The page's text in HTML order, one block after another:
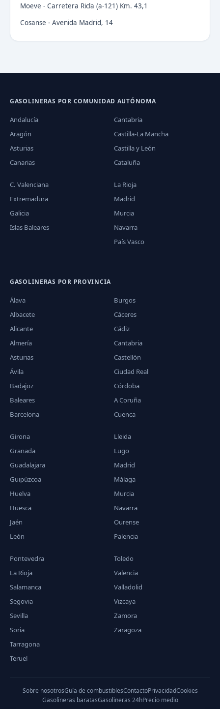
Moeve - Carretera Ricla (a-121) Km. 43,1
Cosanse - Avenida Madrid, 14
GASOLINERAS POR COMUNIDAD AUTÓNOMA
Andalucía
Aragón
Asturias
Canarias
Cantabria
Castilla-La Mancha
Castilla y León
Cataluña
C. Valenciana
Extremadura
Galicia
Islas Baleares
La Rioja
Madrid
Murcia
Navarra
País Vasco
GASOLINERAS POR PROVINCIA
Álava
Albacete
Alicante
Almería
Asturias
Ávila
Badajoz
Baleares
Barcelona
Burgos
Cáceres
Cádiz
Cantabria
Castellón
Ciudad Real
Córdoba
A Coruña
Cuenca
Girona
Granada
Guadalajara
Guipúzcoa
Huelva
Huesca
Jaén
León
Lleida
Lugo
Madrid
Málaga
Murcia
Navarra
Ourense
Palencia
Pontevedra
La Rioja
Salamanca
Segovia
Sevilla
Soria
Tarragona
Teruel
Toledo
Valencia
Valladolid
Vizcaya
Zamora
Zaragoza
Sobre nosotrosGuía de combustiblesContactoPrivacidadCookies
Gasolineras baratasGasolineras 24hPrecio medio